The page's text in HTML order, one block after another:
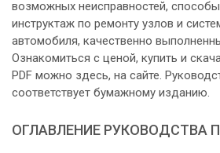
возможных неисправностей, способы
инструктаж по ремонту узлов и
автомобиля, качественно
Ознакомиться с ценой, купить и
PDF можно здесь, на сайте.
соответствует бумажному изданию.
ОГЛАВЛЕНИЕ РУКОВОДСТВА